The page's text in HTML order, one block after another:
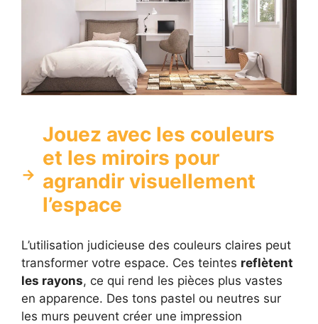
Jouez avec les couleurs
et les miroirs pour
agrandir visuellement
l’espace
L’utilisation judicieuse des couleurs claires peut
transformer votre espace. Ces teintes reflètent
les rayons, ce qui rend les pièces plus vastes
en apparence. Des tons pastel ou neutres sur
les murs peuvent créer une impression